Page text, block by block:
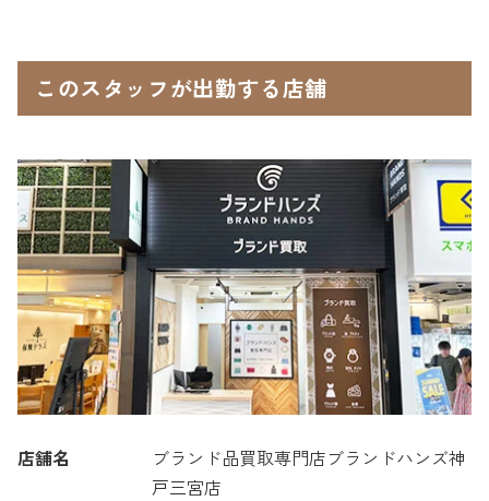
このスタッフが出勤する店舗
店舗名
ブランド品買取専門店ブランドハンズ神
戸三宮店